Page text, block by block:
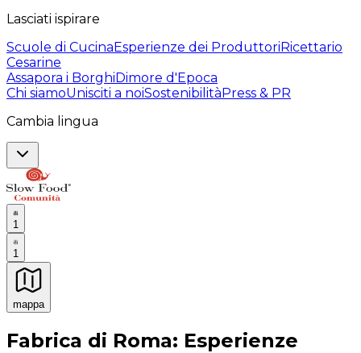
Lasciati ispirare
Scuole di CucinaEsperienze dei ProduttoriRicettario
Cesarine
Assapora i BorghiDimore d'Epoca
Chi siamoUnisciti a noiSostenibilitàPress & PR
Cambia lingua
1
1
mappa
Esperienze culinarie indimenticabili: Esperienze
Fabrica di Roma: Esperienze